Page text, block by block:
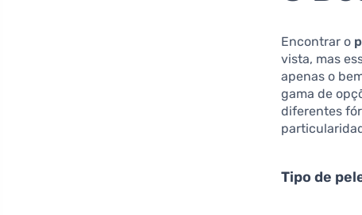
Encontrar o
vista, mas
apenas o
gama de
diferentes
Tipo de